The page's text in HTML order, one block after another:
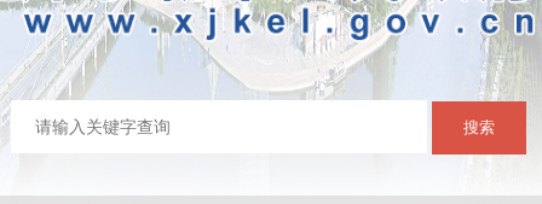
搜索